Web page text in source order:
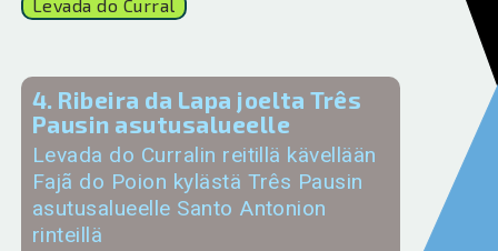
Levada do Curral
4. Ribeira da Lapa joelta Três
Pausin asutusalueelle
Levada do Curralin reitillä kävellään
Fajã do Poion kylästä Três Pausin
asutusalueelle Santo Antonion
rinteillä